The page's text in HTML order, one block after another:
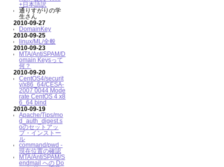
+日本語訳
通りすがりの学
生さん
2010-09-27
DomainKey
2010-09-25
linux/ML/全般
2010-09-23
MTA/AntiSPAM/D
omain Keysって
何？
2010-09-20
CentOS4/securit
y/x86_64/CESA-
2007 0044 Mode
rate CentOS 4 x8
6_64 bind
2010-09-19
Apache/Tips/mo
d_auth_digest.s
oのセットアッ
プ・インストー
ル
command/pwd -
現在位置の確認
MTA/AntiSPAM/S
endmail への Do